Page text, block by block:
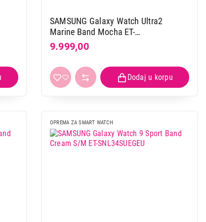
SAMSUNG Galaxy Watch Ultra2
Marine Band Mocha ET-
SNL71MDEGEU
9.999,00
OPREMA ZA SMART WATCH